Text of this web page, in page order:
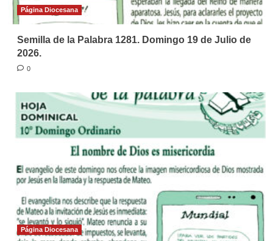
Página Diocesana
Semilla de la Palabra 1281. Domingo 19 de Julio de
2026.
0
Página Diocesana